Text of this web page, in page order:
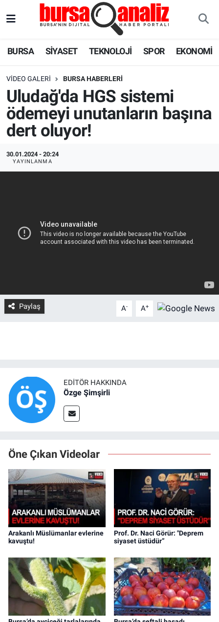
BURSA SİYASET TEKNOLOJİ SPOR EKONOMİ
VIDEO GALERI BURSA HABERLERI
Uludağ'da HGS sistemi
ödemeyi unutanların başına
dert oluyor!
30.01.2024 - 20:24
YAYINLANMA
Paylaş A- A+
EDITÖR HAKKINDA
Özge Şimşirli
Öne Çıkan Videolar
Arakanlı Müslümanlar evlerine
kavuştu!
Prof. Dr. Naci Görür: "Deprem
siyaset üstüdür”
TEKNOLOJİ
SPOR
EKONOMİ
SAĞLIK
Trafik Durumu
Süper Lig Puan Durumu ve Fikstür
Tüm Manşetler
Son Dakika Haberleri